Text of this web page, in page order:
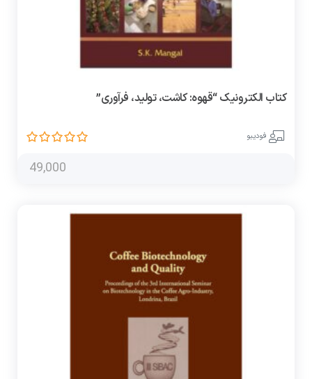
کتاب الکترونیک “قهوه: کاشت، تولید، فرآوری”
فودیبو
49,000